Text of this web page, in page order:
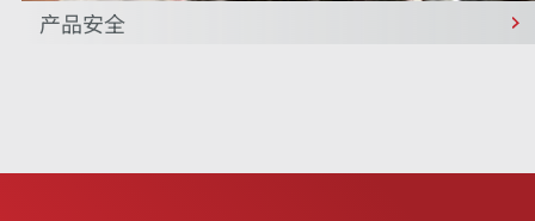
产品安全